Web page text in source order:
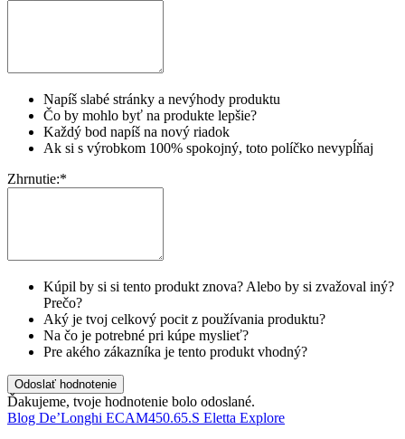
Napíš slabé stránky a nevýhody produktu
Čo by mohlo byť na produkte lepšie?
Každý bod napíš na nový riadok
Ak si s výrobkom 100% spokojný, toto políčko nevypĺňaj
Zhrnutie:*
Kúpil by si si tento produkt znova? Alebo by si zvažoval iný?
Prečo?
Aký je tvoj celkový pocit z používania produktu?
Na čo je potrebné pri kúpe myslieť?
Pre akého zákazníka je tento produkt vhodný?
Odoslať hodnotenie
Ďakujeme, tvoje hodnotenie bolo odoslané.
Blog De’Longhi ECAM450.65.S Eletta Explore